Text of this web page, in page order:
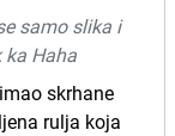
samo slika i
Haha
skrhane
rulja koja